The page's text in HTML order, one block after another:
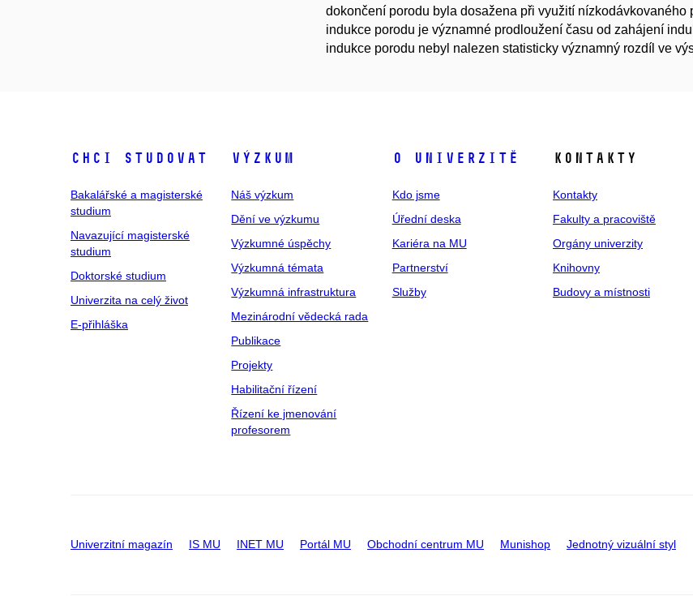
dokončení porodu byla dosažena při využití
indukce porodu je významné prodloužení času od zahájení
indukce porodu nebyl nalezen statisticky významný rozdíl ve
Chci studovat
Bakalářské a magisterské
studium
Navazující magisterské
studium
Doktorské studium
Univerzita na celý život
E-přihláška
Výzkum
Náš výzkum
Dění ve výzkumu
Výzkumné úspěchy
Výzkumná témata
Výzkumná infrastruktura
Mezinárodní vědecká rada
Publikace
Projekty
Habilitační řízení
Řízení ke jmenování
profesorem
O univerzitě
Kdo jsme
Úřední deska
Kariéra na MU
Partnerství
Služby
Kontakty
Kontakty
Fakulty a pracoviště
Orgány univerzity
Knihovny
Budovy a místnosti
Univerzitní magazín IS MU INET MU Portál MU Obchodní centrum MU Munishop Jednotný vizuální styl